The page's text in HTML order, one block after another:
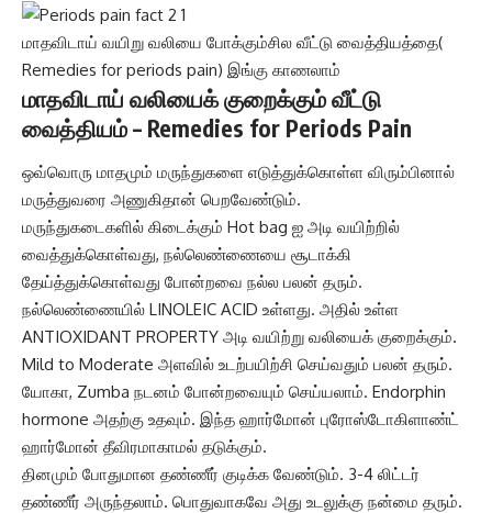
மாதவிடாய் வயிறு வலியை போக்கும்சில வீட்டு வைத்தியத்தை(
Remedies for periods pain) இங்கு காணலாம்
மாதவிடாய் வலியைக் குறைக்கும் வீட்டு
வைத்தியம் – Remedies for Periods Pain
ஒவ்வொரு மாதமும் மருந்துகளை எடுத்துக்கொள்ள விரும்பினால்
மருத்துவரை அணுகிதான் பெறவேண்டும்.
மருந்துகடைகளில் கிடைக்கும் Hot bag ஐ அடி வயிற்றில்
வைத்துக்கொள்வது, நல்லெண்ணையை சூடாக்கி
தேய்த்துக்கொள்வது போன்றவை நல்ல பலன் தரும்.
நல்லெண்ணையில் LINOLEIC ACID உள்ளது. அதில் உள்ள
ANTIOXIDANT PROPERTY அடி வயிற்று வலியைக் குறைக்கும்.
Mild to Moderate அளவில் உடற்பயிற்சி செய்வதும் பலன் தரும்.
யோகா, Zumba நடனம் போன்றவையும் செய்யலாம். Endorphin
hormone அதற்கு உதவும். இந்த ஹார்மோன் புரோஸ்டோகிளாண்ட்
ஹார்மோன் தீவிரமாகாமல் தடுக்கும்.
தினமும் போதுமான தண்ணீர் குடிக்க வேண்டும். 3-4 லிட்டர்
தண்ணீர் அருந்தலாம். பொதுவாகவே அது உடலுக்கு நன்மை தரும்.